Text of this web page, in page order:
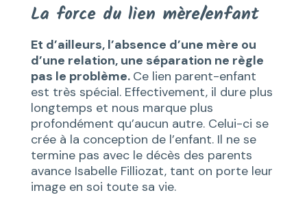
La force du lien mère/enfant
Et d’ailleurs, l’absence d’une mère ou
d’une relation, une séparation ne règle
pas le problème. Ce lien parent-enfant
est très spécial. Effectivement, il dure plus
longtemps et nous marque plus
profondément qu’aucun autre. Celui-ci se
crée à la conception de l’enfant. Il ne se
termine pas avec le décès des parents
avance Isabelle Filliozat, tant on porte leur
image en soi toute sa vie.